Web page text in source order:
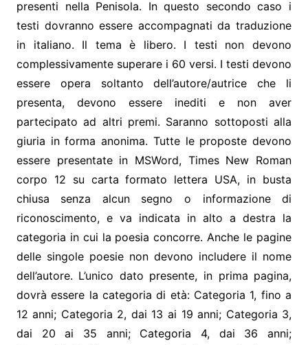
presenti nella Penisola. In questo secondo caso i
testi dovranno essere accompagnati da traduzione
in italiano. Il tema è libero. I testi non devono
complessivamente superare i 60 versi. I testi devono
essere opera soltanto dell’autore/autrice che li
presenta, devono essere inediti e non aver
partecipato ad altri premi. Saranno sottoposti alla
giuria in forma anonima. Tutte le proposte devono
essere presentate in MSWord, Times New Roman
corpo 12 su carta formato lettera USA, in busta
chiusa senza alcun segno o informazione di
riconoscimento, e va indicata in alto a destra la
categoria in cui la poesia concorre. Anche le pagine
delle singole poesie non devono includere il nome
dell’autore. L’unico dato presente, in prima pagina,
dovrà essere la categoria di età: Categoria 1, fino a
12 anni; Categoria 2, dai 13 ai 19 anni; Categoria 3,
dai 20 ai 35 anni; Categoria 4, dai 36 anni;